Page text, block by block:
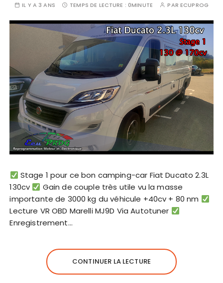
IL Y A 3 ANS TEMPS DE LECTURE : 0MINUTE PARECUPROG
Stage 1 pour ce bon camping-car Fiat Ducato 2.3L
130cv
Gain de couple très utile vu la masse
importante de 3000 kg du véhicule +40cv + 80 nm
Lecture VR OBD Marelli MJ9D Via Autotuner
Enregistrement…
CONTINUER LA LECTURE